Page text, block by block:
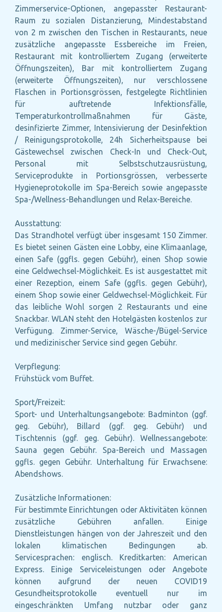
Zimmerservice-Optionen, angepasster Restaurant-
Raum zu sozialen Distanzierung, Mindestabstand
von 2 m zwischen den Tischen in Restaurants, neue
zusätzliche angepasste Essbereiche im Freien,
Restaurant mit kontrolliertem Zugang (erweiterte
Öffnungszeiten), Bar mit kontrolliertem Zugang
(erweiterte Öffnungszeiten), nur verschlossene
Flaschen in Portionsgrössen, festgelegte Richtlinien
für auftretende Infektionsfälle,
Temperaturkontrollmaßnahmen für Gäste,
desinfizierte Zimmer, Intensivierung der Desinfektion
/ Reinigungsprotokolle, 24h Sicherheitspause bei
Gästewechsel zwischen Check-In und Check-Out,
Personal mit Selbstschutzausrüstung,
Serviceprodukte in Portionsgrössen, verbesserte
Hygieneprotokolle im Spa-Bereich sowie angepasste
Spa-/Wellness-Behandlungen und Relax-Bereiche.
Ausstattung:
Das Strandhotel verfügt über insgesamt 150 Zimmer.
Es bietet seinen Gästen eine Lobby, eine Klimaanlage,
einen Safe (ggfls. gegen Gebühr), einen Shop sowie
eine Geldwechsel-Möglichkeit. Es ist ausgestattet mit
einer Rezeption, einem Safe (ggfls. gegen Gebühr),
einem Shop sowie einer Geldwechsel-Möglichkeit. Für
das leibliche Wohl sorgen 2 Restaurants und eine
Snackbar. WLAN steht den Hotelgästen kostenlos zur
Verfügung. Zimmer-Service, Wäsche-/Bügel-Service
und medizinischer Service sind gegen Gebühr.
Verpflegung:
Frühstück vom Buffet.
Sport/Freizeit:
Sport- und Unterhaltungsangebote: Badminton (ggf.
geg. Gebühr), Billard (ggf. geg. Gebühr) und
Tischtennis (ggf. geg. Gebühr). Wellnessangebote:
Sauna gegen Gebühr. Spa-Bereich und Massagen
ggfls. gegen Gebühr. Unterhaltung für Erwachsene:
Abendshows.
Zusätzliche Informationen:
Für bestimmte Einrichtungen oder Aktivitäten können
zusätzliche Gebühren anfallen. Einige
Dienstleistungen hängen von der Jahreszeit und den
lokalen klimatischen Bedingungen ab.
Servicesprachen: englisch. Kreditkarten: American
Express. Einige Serviceleistungen oder Angebote
können aufgrund der neuen COVID19
Gesundheitsprotokolle eventuell nur im
eingeschränkten Umfang nutzbar oder ganz